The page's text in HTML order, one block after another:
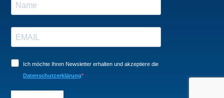
Ich möchte Ihren Newsletter erhalten und akzeptiere die
Datenschutzerklärung